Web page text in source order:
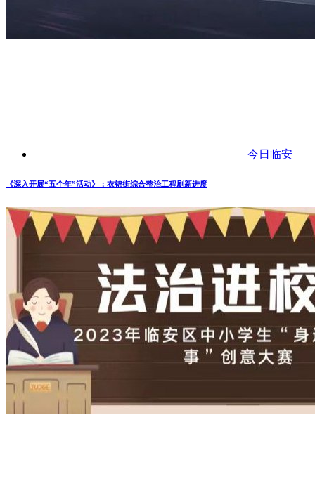
今日临安
《深入开展“五个年”活动》：衣锦街综合整治工程刷新进度